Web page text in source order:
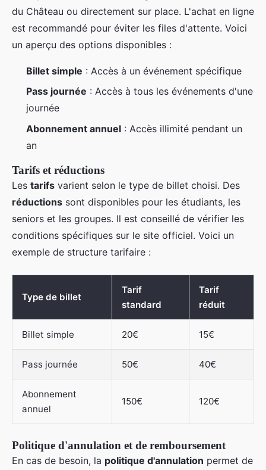
du Château ou directement sur place. L'achat en ligne
est recommandé pour éviter les files d'attente. Voici
un aperçu des options disponibles :
Billet simple : Accès à un événement spécifique
Pass journée : Accès à tous les événements d'une
journée
Abonnement annuel : Accès illimité pendant un
an
Tarifs et réductions
Les tarifs varient selon le type de billet choisi. Des
réductions sont disponibles pour les étudiants, les
seniors et les groupes. Il est conseillé de vérifier les
conditions spécifiques sur le site officiel. Voici un
exemple de structure tarifaire :
Type de billet
Tarif
standard
Tarif
réduit
Billet simple 20€ 15€
Pass journée 50€ 40€
Abonnement
annuel
150€ 120€
Politique d'annulation et de remboursement
En cas de besoin, la politique d'annulation permet de